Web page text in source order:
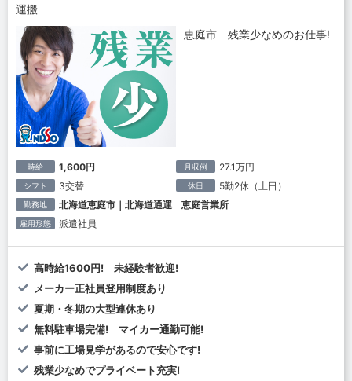
運搬
恵庭市 残業少なめのお仕事!
時給 1,600円 月収例 27.1万円
シフト 3交替 休日 5勤2休（土日）
勤務地 北海道恵庭市｜北海道通運 恵庭営業所
雇用形態 派遣社員
高時給1600円! 未経験者歓迎!
メーカー正社員登用制度あり
夏期・冬期の大型連休あり
無料駐車場完備! マイカー通勤可能!
事前に工場見学があるので安心です!
残業少なめでプライベート充実!